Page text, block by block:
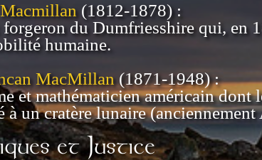
(1812-1878) :
du Dumfriesshire qui, en
humaine.
MacMillan(1871-1948) :
et mathématicien américain dont
à un cratère lunaire
et Justice